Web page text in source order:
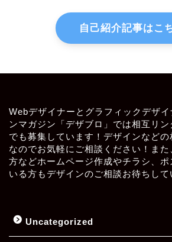
自己紹介記事はこ
Webデザイナーとグラフィックデザ
ンマガジン「デザブロ」では相互リ
でも募集しています！デザインなど
なのでお気軽にご相談ください！ま
方などホームページ作成やチラシ、
いる方もデザインのご相談お待ちして
Uncategorized